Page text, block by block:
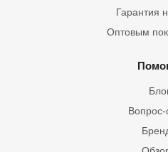
Гарантия
Оптовым
Вопрос-